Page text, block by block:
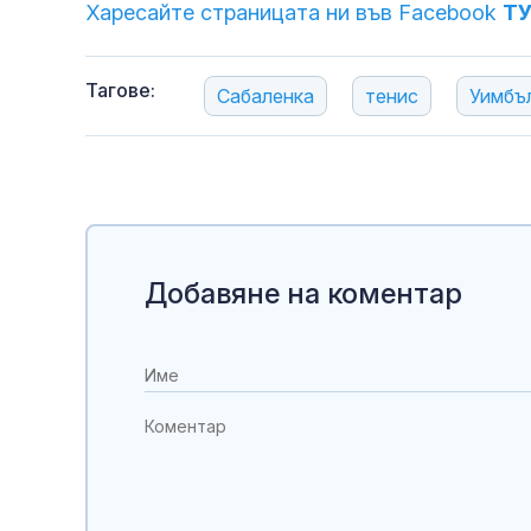
Харесайте страницата ни във Facebook
Тагове: Сабаленка тенис
Добавяне на коментар